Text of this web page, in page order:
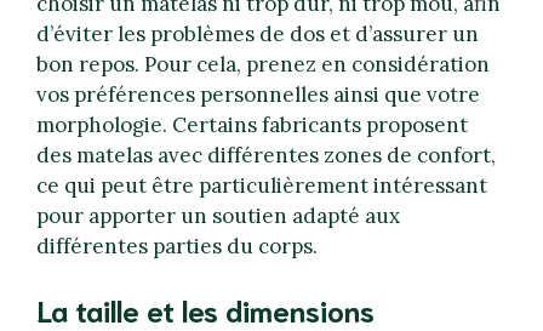
d’éviter les problèmes de dos et d’assurer un
bon repos. Pour cela, prenez en considération
vos préférences personnelles ainsi que votre
morphologie. Certains fabricants proposent
des matelas avec différentes zones de confort,
ce qui peut être particulièrement intéressant
pour apporter un soutien adapté aux
différentes parties du corps.
La taille et les dimensions